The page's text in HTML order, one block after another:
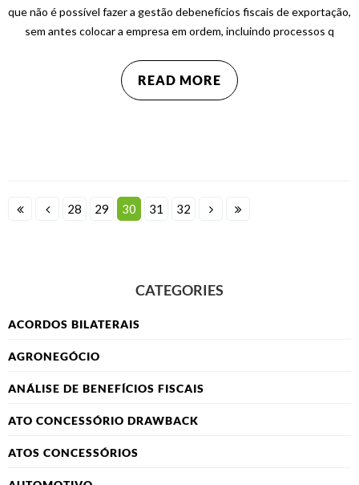
que não é possível fazer a gestão debenefícios fiscais de exportação,
sem antes colocar a empresa em ordem, incluindo processos q
READ MORE
28 29 30 31 32
CATEGORIES
ACORDOS BILATERAIS
AGRONEGÓCIO
ANÁLISE DE BENEFÍCIOS FISCAIS
ATO CONCESSÓRIO DRAWBACK
ATOS CONCESSÓRIOS